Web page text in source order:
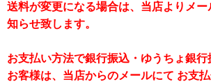
送料が変更になる場合は、当店よりメ
知らせ致します。
お支払い方法で銀行振込・ゆうちょ銀
お客様は、当店からのメールにて お支